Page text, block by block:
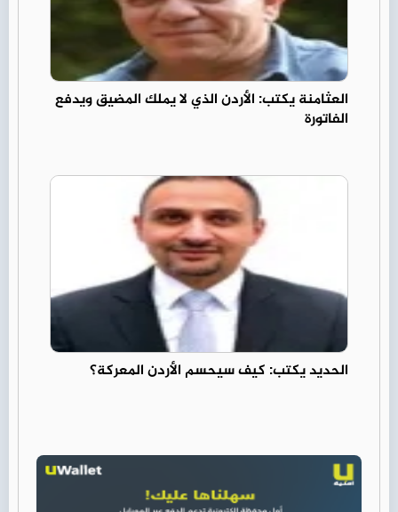
العثامنة يكتب: الأردن الذي لا يملك المضيق ويدفع
الفاتورة
الحديد يكتب: كيف سيحسم الأردن المعركة؟